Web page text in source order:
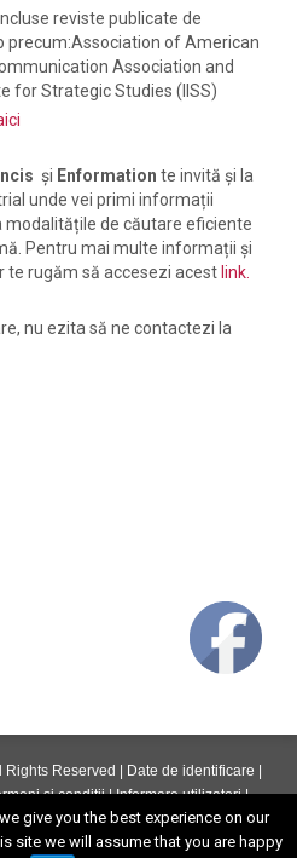
reviste publicate de
precum:Association of American
Association and
for Strategic Studies (IISS)
și Enformation te invită și la
unde vei primi informații
de căutare eficiente
Pentru mai multe informații și
te rugăm să accesezi acest link.
nu ezita să ne contactezi la
Reserved | Date de identificare
si conditii|Informare utilizatori|
ANPC
give you the best experience on our
site we will assume that you are happy